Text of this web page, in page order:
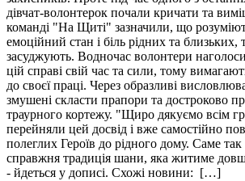
дівчат-волонтерок почали кричати та
команді "На Щиті" зазначили, що
емоційний стан і біль рідних та близьких,
засуджують. Водночас волонтери
цій справі свій час та сили, тому
до своєї праці. Через образливі
змушені скласти прапори та достроково
траурного кортежу. "Щиро дякуємо всім
перейняли цей досвід і вже самостійно
полеглих Героїв до рідного дому. Саме
справжня традиція шани, яка житиме
- йдеться у дописі. Схожі новини: […]